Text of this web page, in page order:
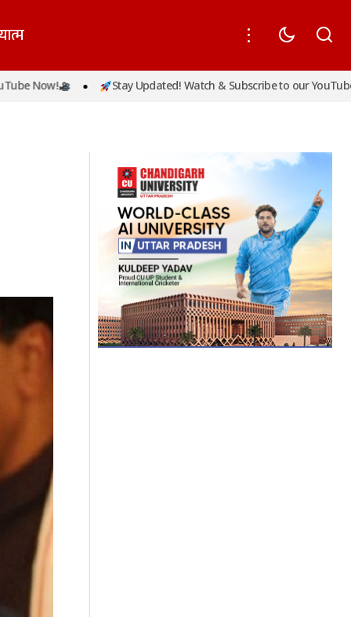
सीएम योगी ‘ईज ऑफ डूइंग बिजनेस’ रैंकिंग में यूपी दूसरे स्थान पर
Stay Updated! Watch & Subscribe to our YouTube Now!